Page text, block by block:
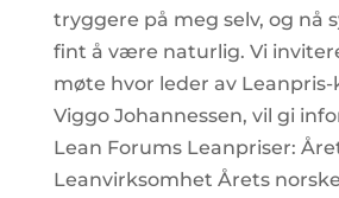
tryggere på meg selv, og nå
fint å være naturlig. Vi
møte hvor leder av
Viggo Johannessen, vil gi
Lean Forums Leanpriser:
Leanvirksomhet Årets norske